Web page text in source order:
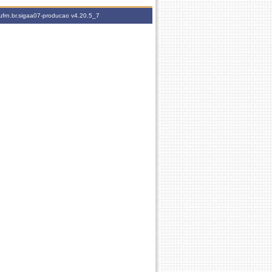
producao v4.20.5_7